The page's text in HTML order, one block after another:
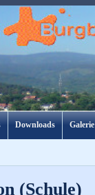
Downloads Galerie
(Schule)